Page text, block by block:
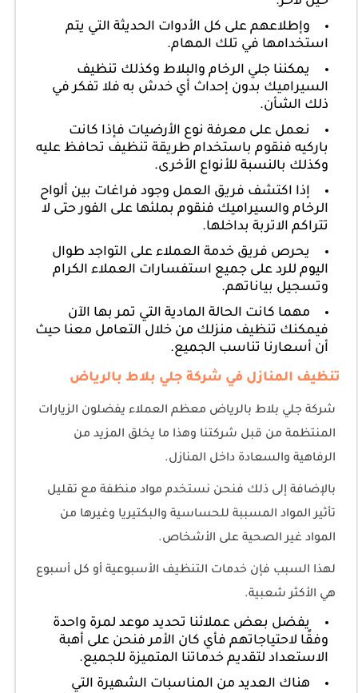
وإطلاعهم على كل الأدوات الحديثة التي يتم
استخدامها في تلك المهام.
يمكننا جلي الرخام والبلاط وكذلك تنظيف
السيراميك بدون إحداث أي خدش به فلا تفكر في
ذلك الشأن.
نعمل على معرفة نوع الأرضيات فإذا كانت
باركيه فنقوم باستخدام طريقة تنظيف تحافظ عليه
وكذلك بالنسبة للأنواع الأخرى.
إذا اكتشف فريق العمل وجود فراغات بين ألواح
الرخام والسيراميك فنقوم بملئها على الفور حتى لا
تتراكم الاتربة بداخلها.
يحرص فريق خدمة العملاء على التواجد طوال
اليوم للرد على جميع استفسارات العملاء الكرام
وتسجيل بياناتهم.
مهما كانت الحالة المادية التي تمر بها الآن
فيمكنك تنظيف منزلك من خلال التعامل معنا حيث
أن أسعارنا تناسب الجميع.
تنظيف المنازل في شركة جلي بلاط بالرياض
شركة جلي بلاط بالرياض معظم العملاء يفضلون الزيارات
المنتظمة من قبل شركتنا وهذا ما يخلق المزيد من
الرفاهية والسعادة داخل المنازل.
بالإضافة إلى ذلك فنحن نستخدم مواد منظفة مع تقليل
تأثير المواد المسببة للحساسية والبكتيريا وغيرها من
المواد غير الصحية على الأشخاص.
لهذا السبب فإن خدمات التنظيف الأسبوعية أو كل أسبوع
هي الأكثر شعبية.
يفضل بعض عملائنا تحديد موعد لمرة واحدة
وفقًا لاحتياجاتهم فأي كان الأمر فنحن على أهبة
الاستعداد لتقديم خدماتنا المتميزة للجميع.
هناك العديد من المناسبات الشهيرة التي